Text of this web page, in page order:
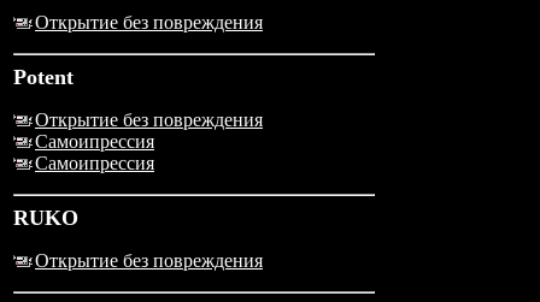
Открытие без повреждения
Potent
Открытие без повреждения
Самоипрессия
Самоипрессия
RUKO
Открытие без повреждения